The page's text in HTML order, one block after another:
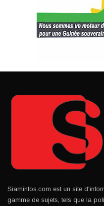
Siaminfos.com est un site
gamme de sujets, tels que la